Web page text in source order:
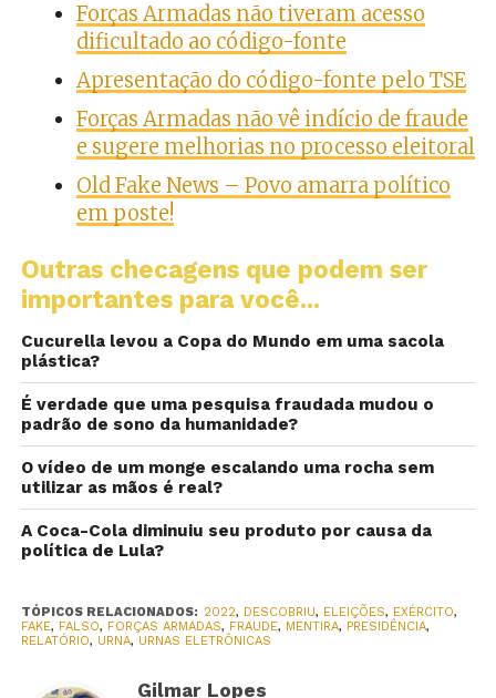
Forças Armadas não tiveram acesso
dificultado ao código-fonte
Apresentação do código-fonte pelo TSE
Forças Armadas não vê indício de fraude
e sugere melhorias no processo eleitoral
Old Fake News – Povo amarra político
em poste!
Outras checagens que podem ser
importantes para você...
Cucurella levou a Copa do Mundo em uma sacola
plástica?
É verdade que uma pesquisa fraudada mudou o
padrão de sono da humanidade?
O vídeo de um monge escalando uma rocha sem
utilizar as mãos é real?
A Coca-Cola diminuiu seu produto por causa da
política de Lula?
TÓPICOS RELACIONADOS: 2022, DESCOBRIU, ELEIÇÕES, EXÉRCITO,
FAKE, FALSO, FORÇAS ARMADAS, FRAUDE, MENTIRA, PRESIDÊNCIA,
RELATÓRIO, URNA, URNAS ELETRÔNICAS
Gilmar Lopes